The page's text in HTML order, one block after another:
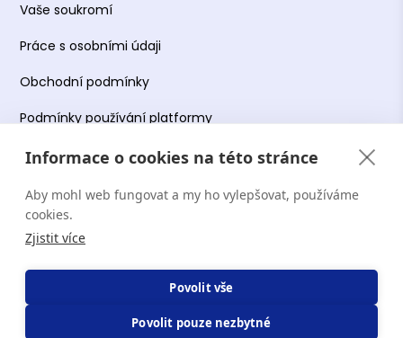
Informace o cookies na této stránce
Aby mohl web fungovat a my ho vylepšovat, používáme
cookies.
Zjistit více
Povolit vše
Povolit pouze nezbytné
Vaše soukromí
Práce s osobními údaji
Obchodní podmínky
Podmínky používání platformy
Copyright Terapie CZ s.r.o. 2026. Všechna práva
vyhrazena. Web provozuje Terapie CZ s.r.o. IČO: